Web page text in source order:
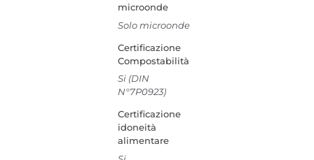
microonde
Solo microonde
Certificazione
Compostabilità
Si (DIN
N°7P0923)
Certificazione
idoneità
alimentare